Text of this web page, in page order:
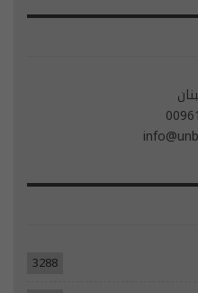
3288